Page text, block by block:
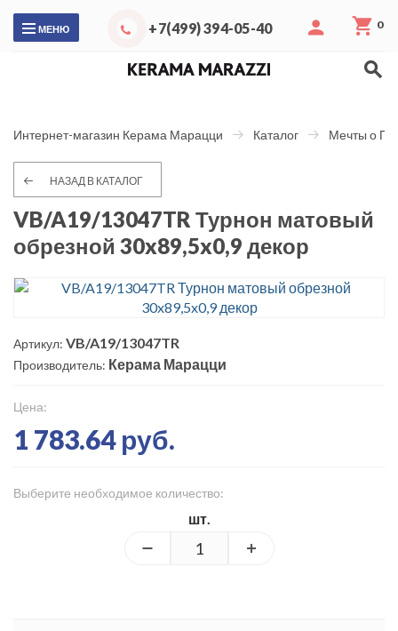
МЕНЮ +7(499) 394-05-40 0
Интернет-магазин Керама Марацци Каталог Мечты о
НАЗАД В КАТАЛОГ
VB/A19/13047TR Турнон матовый
обрезной 30x89,5x0,9 декор
Артикул: VB/A19/13047TR
Производитель: Керама Марацци
Цена:
1 783.64 руб.
Выберите необходимое количество:
шт.